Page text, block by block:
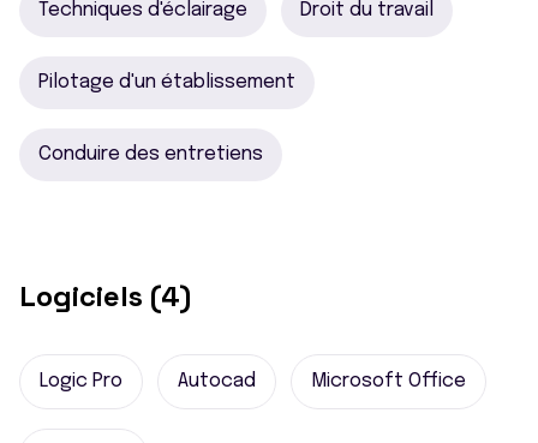
Techniques d'éclairage Droit du travail
Pilotage d'un établissement
Conduire des entretiens
Logiciels (4)
Logic Pro Autocad Microsoft Office